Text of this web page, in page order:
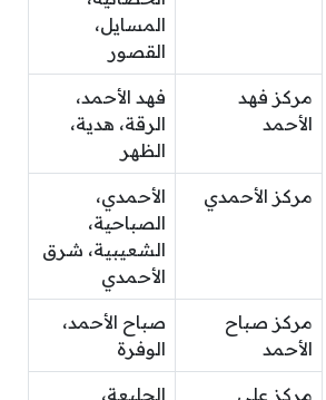
المسايل،
القصور
مركز فهد
الأحمد
فهد الأحمد،
الرقة، هدية،
الظهر
مركز الأحمدي
الأحمدي،
الصباحية،
الشعيبية، شرق
الأحمدي
مركز صباح
الأحمد
صباح الأحمد،
الوفرة
مركز علي الجليعة،